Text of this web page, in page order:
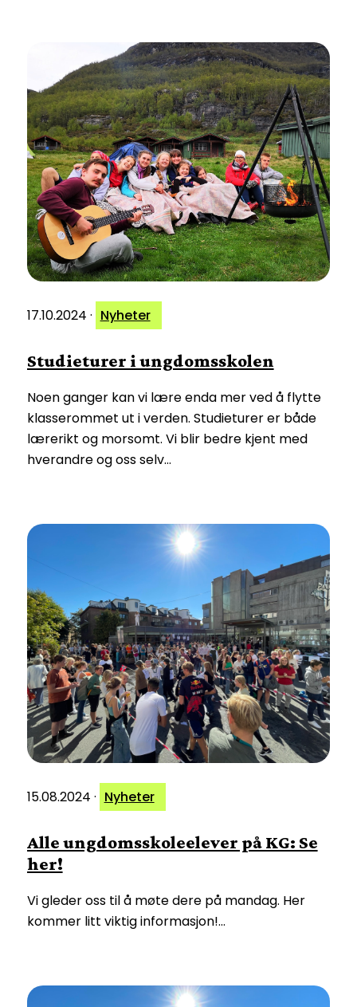
17.10.2024 · Nyheter
Studieturer i ungdomsskolen
Noen ganger kan vi lære enda mer ved å flytte
klasserommet ut i verden. Studieturer er både
lærerikt og morsomt. Vi blir bedre kjent med
hverandre og oss selv…
15.08.2024 · Nyheter
Alle ungdomsskoleelever på KG: Se
her!
Vi gleder oss til å møte dere på mandag. Her
kommer litt viktig informasjon!…